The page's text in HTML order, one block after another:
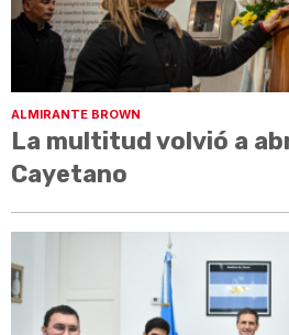
ALMIRANTE BROWN
La multitud volvió a
Cayetano